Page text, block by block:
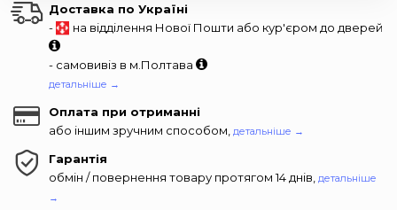
Доставка по Україні
-
на відділення Нової Пошти або кур'єром до дверей
- самовивіз в м.Полтава
детальніше →
Оплата при отриманні
або іншим зручним способом, детальніше →
Гарантія
обмін / повернення товару протягом 14 днів, детальніше
→